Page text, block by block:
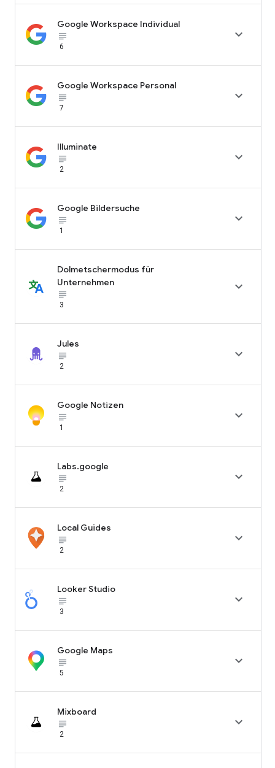
Google Workspace Individual
subject_black
6

Google Workspace Personal
subject_black
7

Illuminate
subject_black
2

Google Bildersuche
subject_black
1

Dolmetschermodus für
Unternehmen
subject_black
3

Jules
subject_black
2

Google Notizen
subject_black
1

Labs.google
subject_black
2

Local Guides
subject_black
2

Looker Studio
subject_black
3

Google Maps
subject_black
5

Mixboard
subject_black
2
